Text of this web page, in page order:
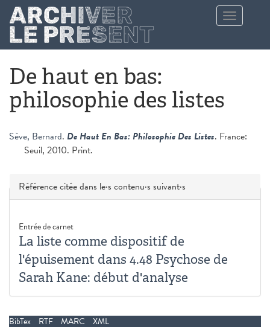
Aller au contenu principal
Toggle
navigation
De haut en bas:
philosophie des listes
Sève, Bernard. De Haut En Bas: Philosophie Des Listes. France:
Seuil, 2010. Print.
Masquer
Référence citée dans le·s contenu·s suivant·s
Entrée de carnet
La liste comme dispositif de
l'épuisement dans 4.48 Psychose de
Sarah Kane: début d'analyse
BibTex RTF MARC XML